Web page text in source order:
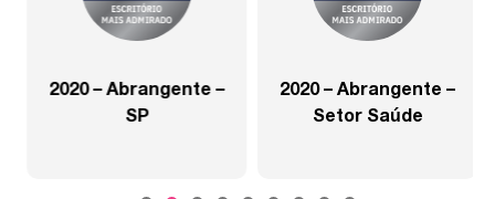
2020 – Abrangente –
SP
2020 – Abrangente –
Setor Saúde